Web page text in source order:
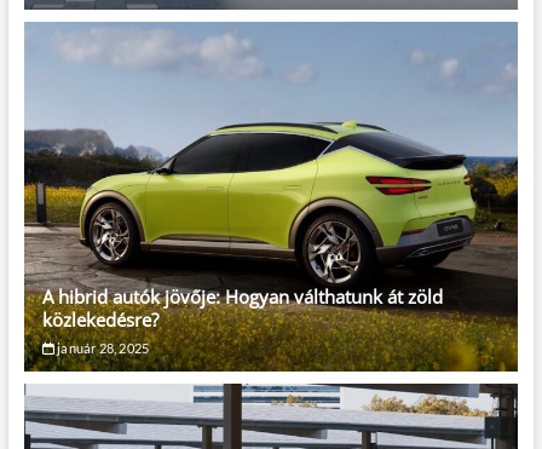
A hibrid autók jövője: Hogyan válthatunk át zöld
közlekedésre?
január 28, 2025